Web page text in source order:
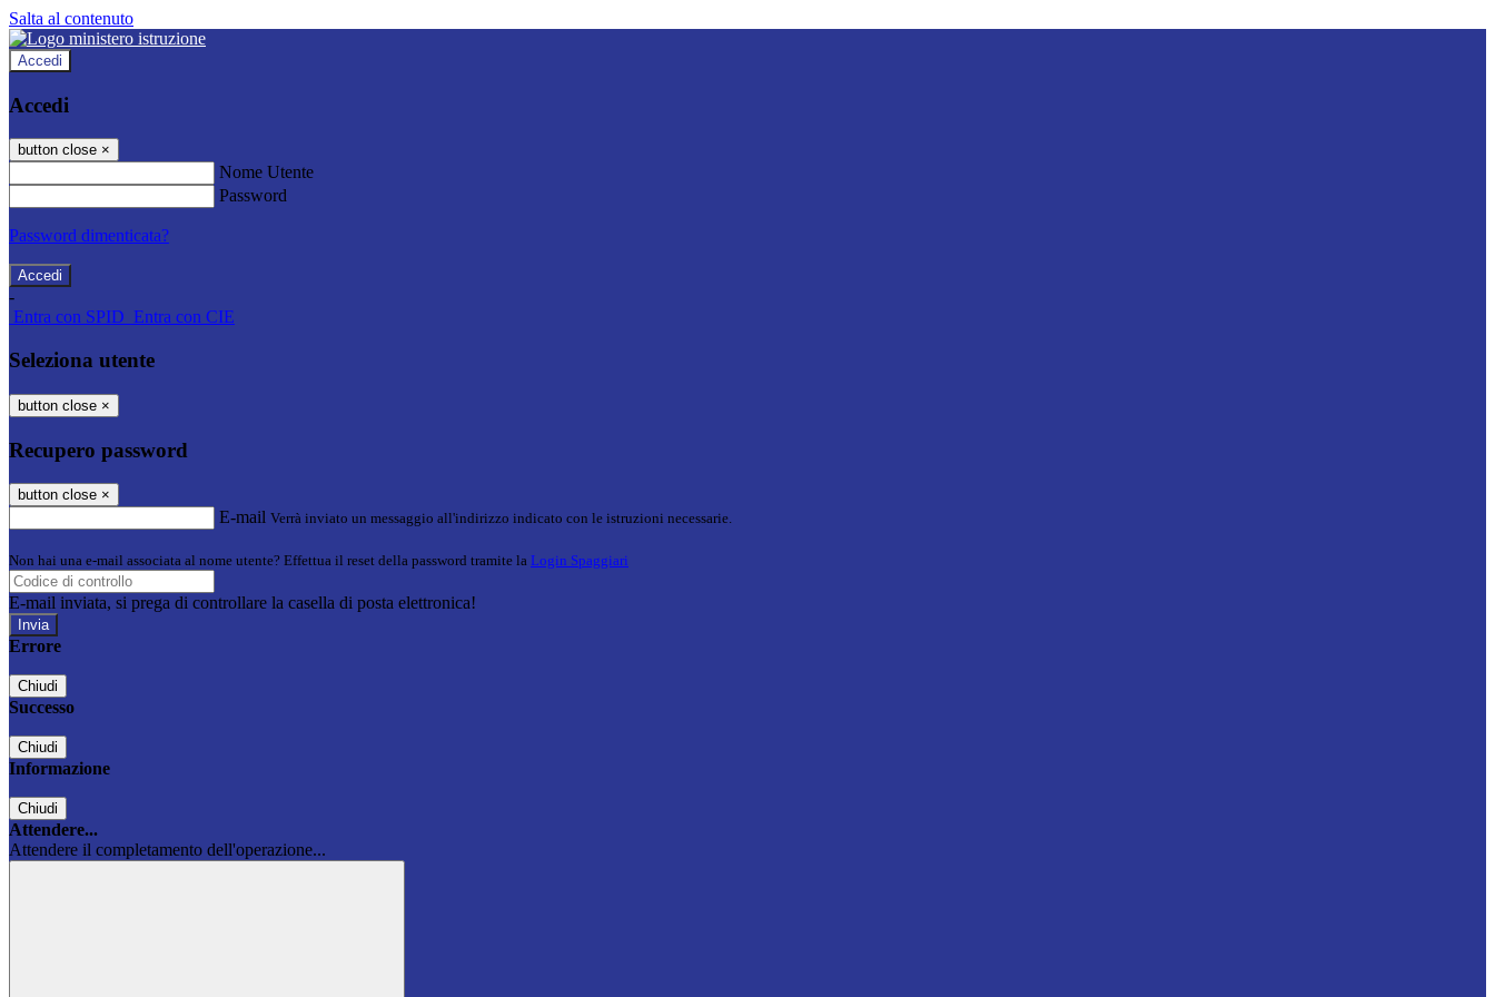
Salta al contenuto
Accedi
Accedi
button close ×
Nome Utente
Password
Password dimenticata?
-
Entra con SPID Entra con CIE
Seleziona utente
button close ×
Recupero password
button close ×
E-mail Verrà inviato un messaggio all'indirizzo indicato con le istruzioni necessarie.
Non hai una e-mail associata al nome utente? Effettua il reset della password tramite la Login Spaggiari
E-mail inviata, si prega di controllare la casella di posta elettronica!
Errore
Chiudi
Successo
Chiudi
Informazione
Chiudi
Attendere...
Attendere il completamento dell'operazione...